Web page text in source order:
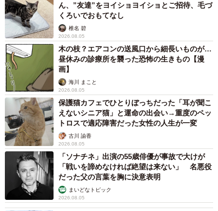
ん、”友達”をヨイショヨイショとご招待、毛づ
くろいでおもてなし
椎名 碧
2026.08.05
木の枝？エアコンの送風口から細長いものが…
昼休みの診療所を襲った恐怖の生きもの【漫
画】
海川 まこと
2026.08.05
保護猫カフェでひとりぼっちだった「耳が聞こ
えないシニア猫」と運命の出会い→重度のペッ
トロスで適応障害だった女性の人生が一変
古川 諭香
2026.08.05
「ソナチネ」出演の55歳俳優が事故で大けが
「戦いを諦めなければ絶望は来ない」 名悪役
だった父の言葉を胸に決意表明
まいどなトピック
2026.08.05